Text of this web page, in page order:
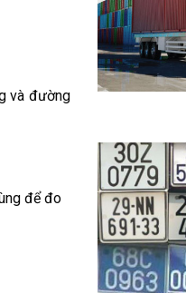
và đường
để đo